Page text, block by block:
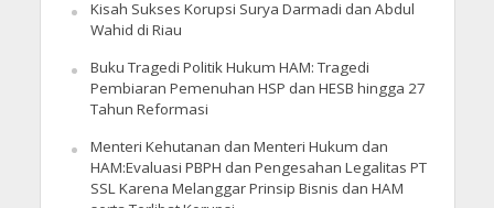
Kisah Sukses Korupsi Surya Darmadi dan Abdul
Wahid di Riau
Buku Tragedi Politik Hukum HAM: Tragedi
Pembiaran Pemenuhan HSP dan HESB hingga 27
Tahun Reformasi
Menteri Kehutanan dan Menteri Hukum dan
HAM:Evaluasi PBPH dan Pengesahan Legalitas PT
SSL Karena Melanggar Prinsip Bisnis dan HAM